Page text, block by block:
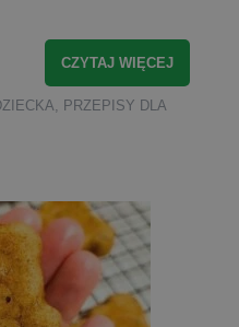
CZYTAJ WIĘCEJ
, PRZEPISY DLA